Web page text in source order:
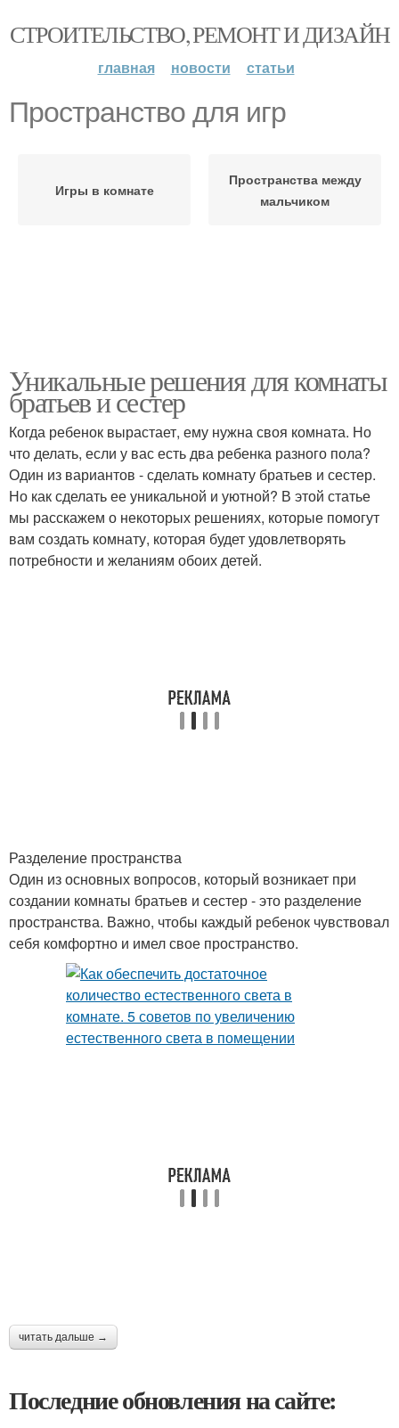
СТРОИТЕЛЬСТВО, РЕМОНТ И ДИЗАЙН
главная новости статьи
Пространство для игр
Игры в комнате
Пространства между
мальчиком
Уникальные решения для комнаты
братьев и сестер
Когда ребенок вырастает, ему нужна своя комната. Но
что делать, если у вас есть два ребенка разного пола?
Один из вариантов - сделать комнату братьев и сестер.
Но как сделать ее уникальной и уютной? В этой статье
мы расскажем о некоторых решениях, которые помогут
вам создать комнату, которая будет удовлетворять
потребности и желаниям обоих детей.
Разделение пространства
Один из основных вопросов, который возникает при
создании комнаты братьев и сестер - это разделение
пространства. Важно, чтобы каждый ребенок чувствовал
себя комфортно и имел свое пространство.
читать дальше →
Последние обновления на сайте: